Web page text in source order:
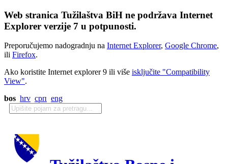
Web stranica Tužilaštva BiH ne podržava Internet
Explorer verzije 7 u potpunosti.
Preporučujemo nadogradnju na Internet Explorer, Google Chrome,
ili Firefox.
Ako koristite Internet explorer 9 ili više isključite "Compatibility
View".
bos hrv срп eng